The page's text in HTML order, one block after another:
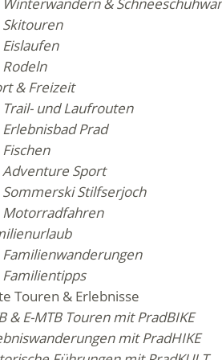
Skitouren
Eislaufen
Rodeln
& Freizeit
Trail- und Laufrouten
Erlebnisbad Prad
Fischen
Adventure Sport
Sommerski Stilfserjoch
Motorradfahren
Familienwanderungen
Familientipps
Touren & Erlebnisse
& E-MTB Touren mit PradBIKE
mit PradHIKE